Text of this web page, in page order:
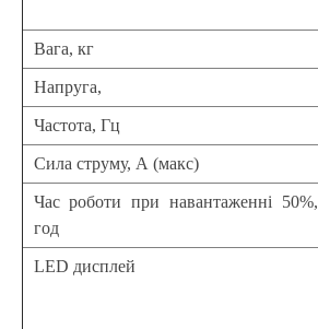
Вага, кг
Напруга,
Частота, Гц
Сила струму, А (макс)
Час роботи при навантаженні 50%,
год
LED дисплей